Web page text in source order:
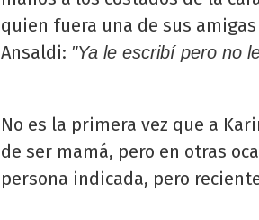
quien fuera una de sus
Ansaldi: "Ya le escribí pero no
No es la primera vez que a
de ser mamá, pero en otras
persona indicada, pero